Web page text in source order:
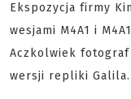
Ekspozycja firmy
wesjami M4A1 i
Aczkolwiek
wersji repliki Galila.